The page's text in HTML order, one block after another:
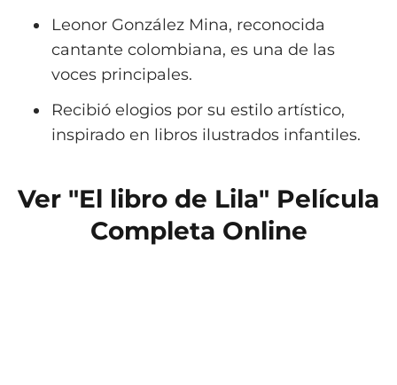
Leonor González Mina, reconocida
cantante colombiana, es una de las
voces principales.
Recibió elogios por su estilo artístico,
inspirado en libros ilustrados infantiles.
Ver "El libro de Lila" Película
Completa Online